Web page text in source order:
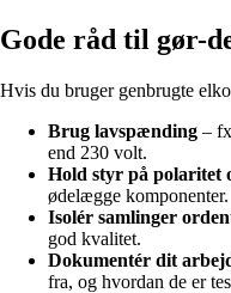
Gode råd til gør-
Hvis du bruger genbrugte
Brug lavspænding –
end 230 volt.
Hold styr på polaritet
ødelægge komponenter.
Isolér samlinger
god kvalitet.
Dokumentér dit
fra, og hvordan de er